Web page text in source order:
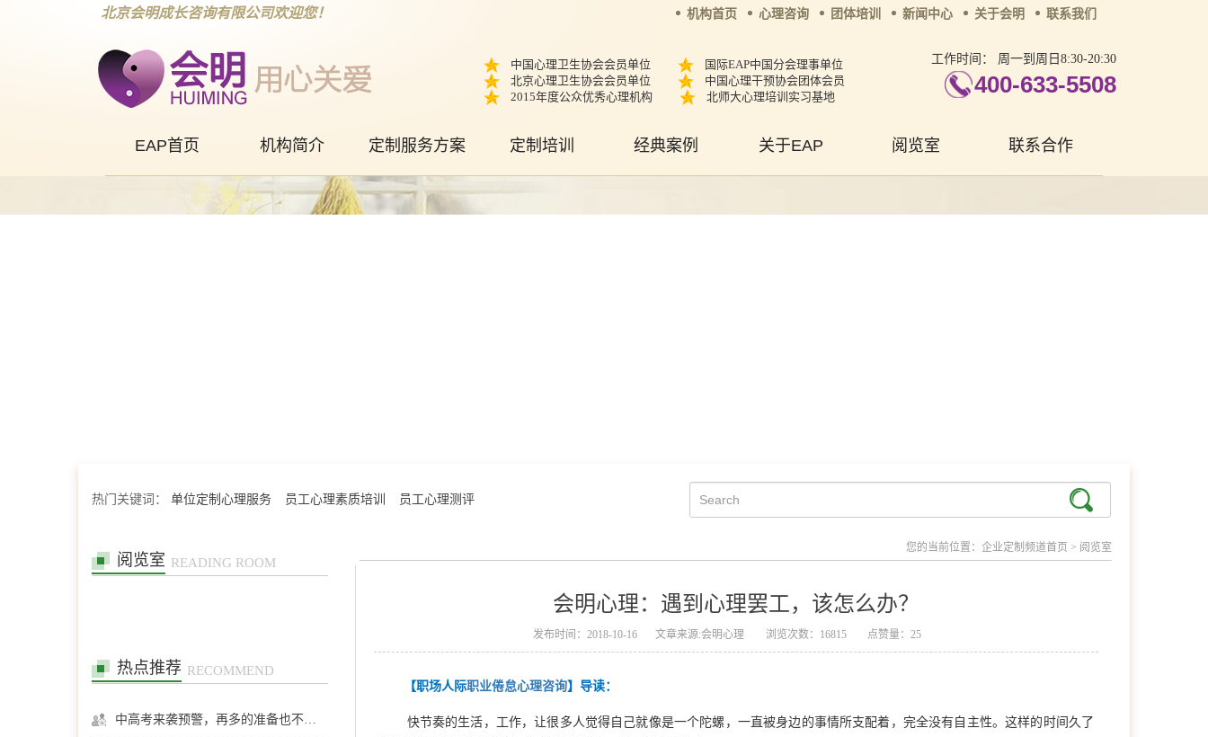
北京会明成长咨询有限公司欢迎您！ 机构首页 心理咨询 团体培训 新闻中心 关于会明 联系我们
中国心理卫生协会会员单位
国际EAP中国分会理事单位
北京心理卫生协会会员单位
中国心理干预协会团体会员
2015年度公众优秀心理机构
北师大心理培训实习基地
工作时间： 周一到周日8:30-20:30
400-633-5508
EAP首页 机构简介 定制服务方案 定制培训 经典案例 关于EAP 阅览室 联系合作
热门关键词： 单位定制心理服务 员工心理素质培训 员工心理测评
阅览室 READING ROOM
热点推荐 RECOMMEND
中高考来袭预警，再多的准备也不嫌多，这一份考生福利等你来拿
您的当前位置： 企业定制频道首页 > 阅览室
会明心理：遇到心理罢工，该怎么办？
发布时间：2018-10-16 文章来源:会明心理 浏览次数：16815 点赞量：25
【职场人际职业倦怠心理咨询】导读：
快节奏的生活，工作，让很多人觉得自己就像是一个陀螺，一直被身边的事情所支配着，完全没有自主性。这样的时间久了